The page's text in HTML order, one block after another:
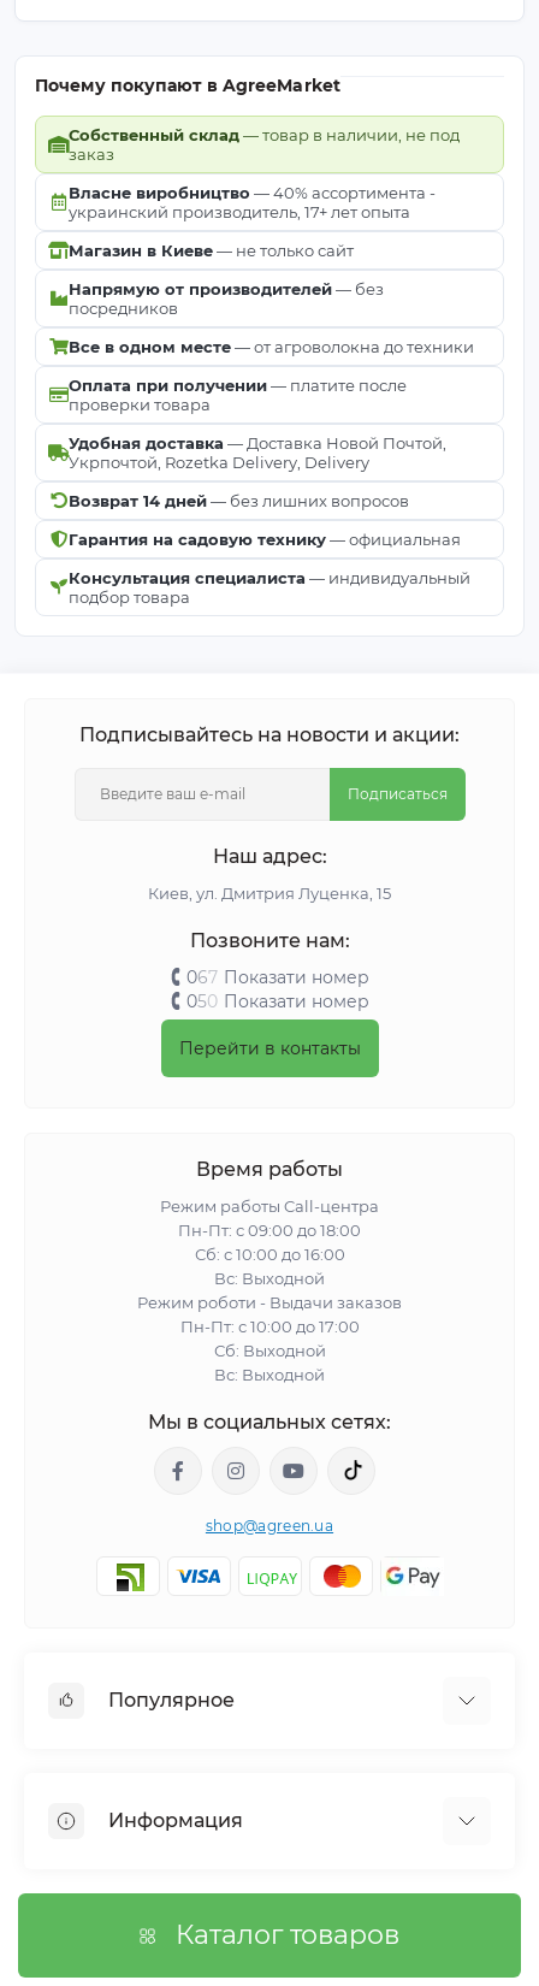
Почему покупают в AgreeMarket
Собственный склад— товар в наличии, не под
заказ
Власне виробництво — 40% ассортимента -
украинский производитель, 17+ лет опыта
Магазин в Киеве— не только сайт
Напрямую от производителей— без
посредников
Все в одном месте— от агроволокна до техники
Оплата при получении— платите после
проверки товара
Удобная доставка — Доставка Новой Почтой,
Укрпочтой, Rozetka Delivery, Delivery
Возврат 14 дней— без лишних вопросов
Гарантия на садовую технику— официальная
Консультация специалиста — индивидуальный
подбор товара
Подписывайтесь на новости и акции:
Подписаться
Наш адрес:
Киeв, ул. Дмитрия Луценка, 15
Позвоните нам:
067 Показати номер
050 Показати номер
Перейти в контакты
Время работы
Режим работы Call-центра
Пн-Пт: с 09:00 до 18:00
Сб: с 10:00 до 16:00
Вс: Выходной
Режим роботи - Выдачи заказов
Пн-Пт: с 10:00 до 17:00
Сб: Выходной
Вс: Выходной
Мы в социальных сетях:
shop@agreen.ua
Популярное
Сетка шпалерная
Сетка затеняющая
Информация
Каталог товаров